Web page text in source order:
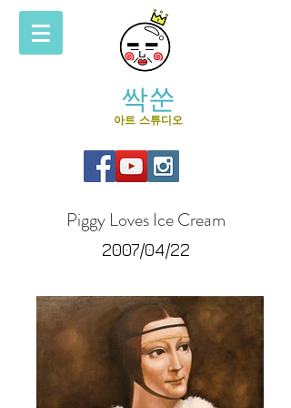
싹쑨
아트 스튜디오
Piggy Loves Ice Cream
2007/04/22